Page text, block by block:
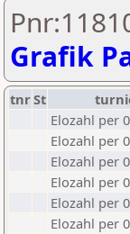
Grafik
tnrSt
Elozahl per
Elozahl per
Elozahl per
Elozahl per
Elozahl per
Elozahl per